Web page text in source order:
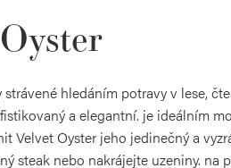
hledáním potravy v lese,
a elegantní. je ideálním
Velvet Oyster jeho jedinečný a
steak nebo nakrájejte uzeniny. na